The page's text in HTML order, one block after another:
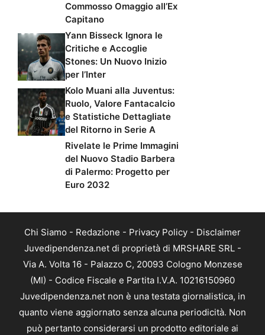
Commosso Omaggio all’Ex
Capitano
Yann Bisseck Ignora le
Critiche e Accoglie
Stones: Un Nuovo Inizio
per l’Inter
Kolo Muani alla Juventus:
Ruolo, Valore Fantacalcio
e Statistiche Dettagliate
del Ritorno in Serie A
Rivelate le Prime Immagini
del Nuovo Stadio Barbera
di Palermo: Progetto per
Euro 2032
Chi Siamo - Redazione - Privacy Policy - Disclaimer
Juvedipendenza.net di proprietà di MRSHARE SRL -
Via A. Volta 16 - Palazzo C, 20093 Cologno Monzese
(MI) - Codice Fiscale e Partita I.V.A. 10216150960
Juvedipendenza.net non è una testata giornalistica, in
quanto viene aggiornato senza alcuna periodicità. Non
può pertanto considerarsi un prodotto editoriale ai